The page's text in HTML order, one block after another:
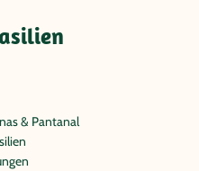
& Pantanal